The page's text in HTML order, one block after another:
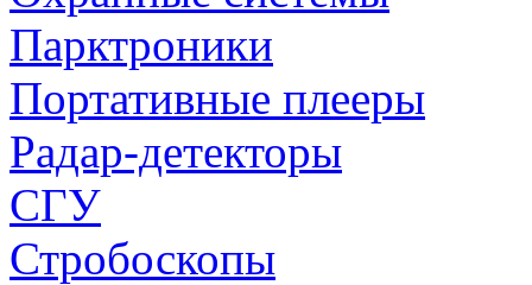
Парктроники
Портативные плееры
Радар-детекторы
СГУ
Стробоскопы